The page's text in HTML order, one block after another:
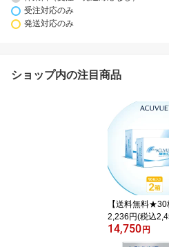
受注対応のみ
発送対応のみ
ショップ内の注目商品
【送料無料★30
2,236円(税込
ワンデーアキュ
イスト 90枚パ
14,750円